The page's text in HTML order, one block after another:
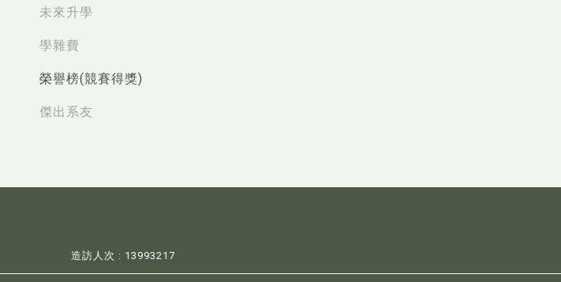
未來升學
學雜費
榮譽榜(競賽得獎)
傑出系友
造訪人次 : 13993217